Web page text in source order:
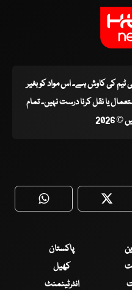
ٹیم کی کاوش ہے۔ اس مواد کو بغیر
یا نقل کرنا درست نہیں۔ تمام
2026
WhatsApp
پاکستان
کھیل
انٹرٹینمنٹ